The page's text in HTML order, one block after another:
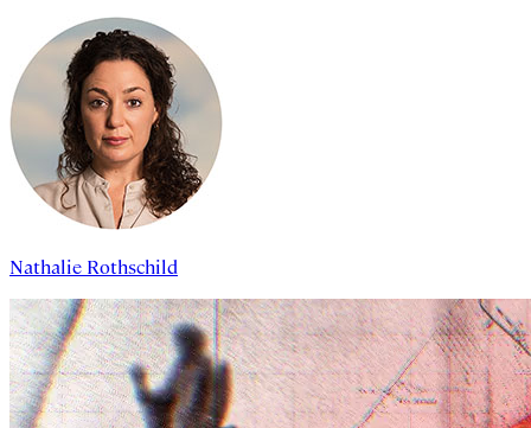
Nathalie Rothschild